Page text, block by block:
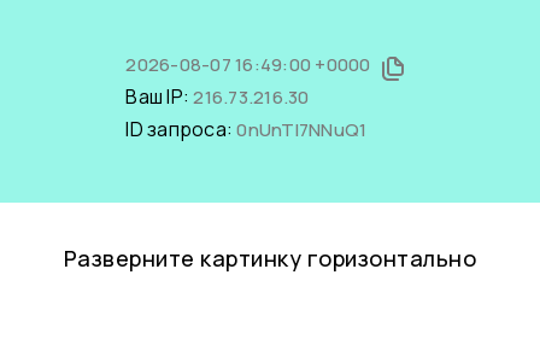
2026-08-07 16:49:00 +0000
Ваш IP:216.73.216.30
ID запроса:0nUnTI7NNuQ1
Разверните картинку горизонтально